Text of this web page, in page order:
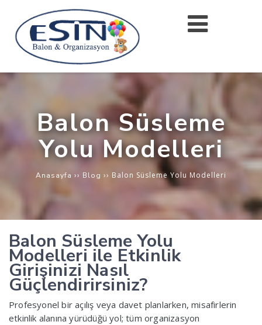
Balon Süsleme
Yolu Modelleri
Anasayfa ›› Blog ›› Balon Süsleme Yolu Modelleri
Balon Süsleme Yolu
Modelleri ile Etkinlik
Girişinizi Nasıl
Güçlendirirsiniz?
Profesyonel bir açılış veya davet planlarken, misafirlerin
etkinlik alanına yürüdüğü yol; tüm organizasyon